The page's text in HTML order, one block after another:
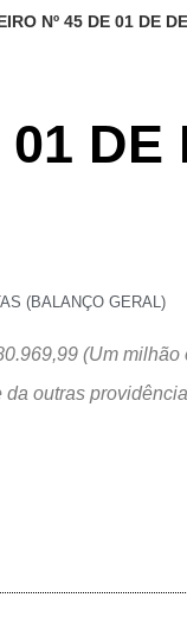
Nº 45 DE 01 DE
DE
(BALANÇO GERAL)
(Um
outras